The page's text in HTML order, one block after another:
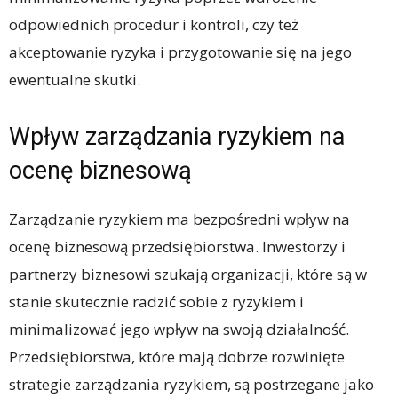
odpowiednich procedur i kontroli, czy też
akceptowanie ryzyka i przygotowanie się na jego
ewentualne skutki.
Wpływ zarządzania ryzykiem na
ocenę biznesową
Zarządzanie ryzykiem ma bezpośredni wpływ na
ocenę biznesową przedsiębiorstwa. Inwestorzy i
partnerzy biznesowi szukają organizacji, które są w
stanie skutecznie radzić sobie z ryzykiem i
minimalizować jego wpływ na swoją działalność.
Przedsiębiorstwa, które mają dobrze rozwinięte
strategie zarządzania ryzykiem, są postrzegane jako